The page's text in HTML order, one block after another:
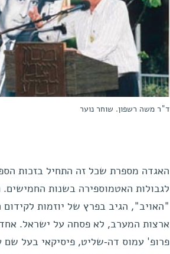
ד"ר משה רשפון. שוחר נוער
האגדה מספרת שכל זה התחיל בזכות
לגבולות האטמוספירה בשנות
"האויב", הגיב בפרץ של יוזמות
ארצות המערב, לא פסחה על ישראל.
פרופ' עמוס דה-שליט, פיסיקאי בעל שם